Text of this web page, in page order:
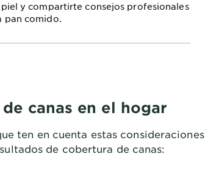
y compartirte consejos profesionales
pan comido.
canas en el hogar
ten en cuenta estas consideraciones
de cobertura de canas: